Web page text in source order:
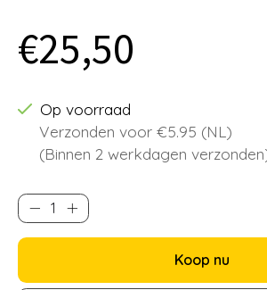
€25,50
Op voorraad
Verzonden voor €5.95 (NL)
(Binnen 2 werkdagen
Koop nu